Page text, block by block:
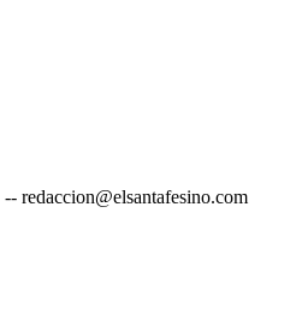
-- redaccion@elsantafesino.com